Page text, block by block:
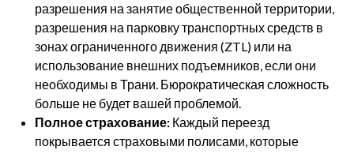
разрешения на занятие общественной территории,
разрешения на парковку транспортных средств в
зонах ограниченного движения (ZTL) или на
использование внешних подъемников, если они
необходимы в Трани. Бюрократическая сложность
больше не будет вашей проблемой.
Полное страхование: Каждый переезд
покрывается страховыми полисами, которые